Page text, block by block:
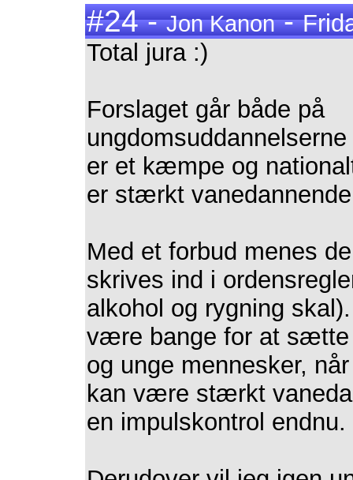
#24 -Jon Kanon-
Total jura :)
Forslaget går både på
er et kæmpe og
er stærkt
Med et forbud menes
skrives ind i
alkohol og rygning
være bange for at sætte
og unge mennesker,
kan være stærkt
en impulskontrol endnu.